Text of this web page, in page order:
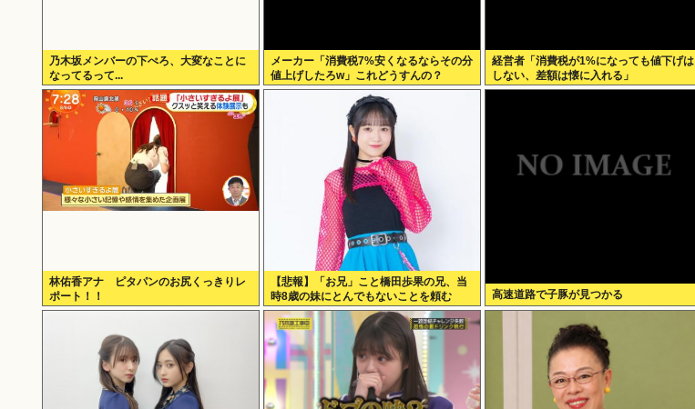
乃木坂メンバーの下ぺろ、大変なことに
なってるって...
メーカー「消費税7%安くなるならその分
値上げしたろw」これどうすんの？
経営者「消費税が1%になっても値下げは
しない、差額は懐に入れる」
林佑香アナ ピタパンのお尻くっきりレ
ポート！！
【悲報】「お兄」こと橋田歩果の兄、当
時8歳の妹にとんでもないことを頼む
高速道路で子豚が見つかる